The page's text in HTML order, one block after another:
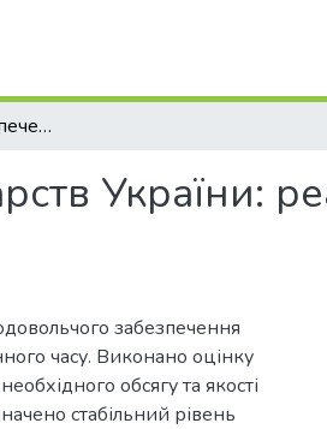
Продовольче забезпечення домогосподарств України: реалії сьогодення
України:
забезпечення
часу. Виконано оцінку
обсягу та якості
стабільний рівень